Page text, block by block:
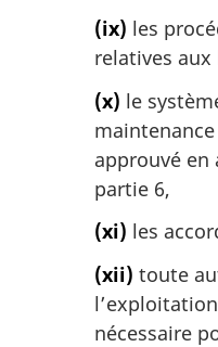
(ix) les
relatives
(x) le
approuvé en
partie 6,
(xi) les
(xii) toute
nécessaire